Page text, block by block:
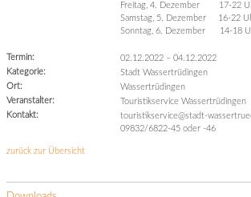
Freitag, 4. Dezember 17-22
Samstag, 5. Dezember 16-22
Sonntag, 6. Dezember 14-18
Termin: 02.12.2022 –04.12.2022
Kategorie:
Stadt Wassertrüdingen
Ort:
Wassertrüdingen
Veranstalter:
Touristikservice Wassertrüdingen
Kontakt:
touristikservice@stadt-
09832/6822-45 oder -46
zurück zur Übersicht